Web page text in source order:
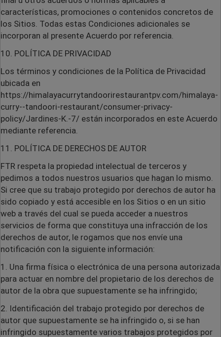
características, promociones o contenidos concretos de
los Sitios. Todas estas Condiciones adicionales se
incorporan al presente Acuerdo por referencia.
10. POLÍTICA DE PRIVACIDAD
Los términos y condiciones de la Política de Privacidad
ubicada en
https://himalayacurrytandoorirestaurantpv.com/himalaya-
curry--tandoori-restaurant/consumer-privacy-
policy/Jardines-K.-7/ están incorporados en este Acuerdo
mediante referencia.
11. POLÍTICA DE DERECHOS DE AUTOR
FTR respeta la propiedad intelectual de terceros y
pedimos a todos nuestros usuarios que hagan lo mismo.
Si cree que su trabajo protegido por derechos de autor ha
sido copiado y está accesible en los Sitios o en un sitio
web a través del cual se pueda acceder a nuestros
servicios de forma que constituya una infracción de los
derechos de autor, le rogamos que nos envíe una
notificación con la siguiente información:
1. Una firma física o electrónica de una persona autorizada
para actuar en nombre del propietario de los derechos de
autor de la obra que supuestamente se ha infringido;
2. Identificación del trabajo protegido por derechos de
autor que supuestamente se ha infringido o, si se han
infringido supuestamente varios trabajos protegidos por